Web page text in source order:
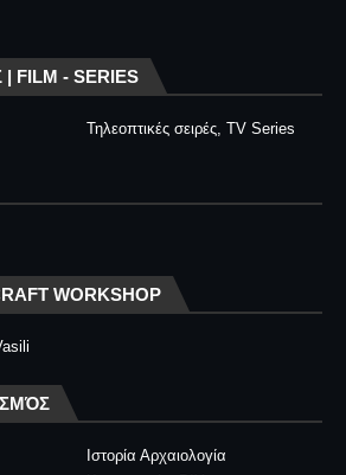
FILM - SERIES
Τηλεοπτικές σειρές, TV Series
WORKSHOP
Ιστορία Αρχαιολογία